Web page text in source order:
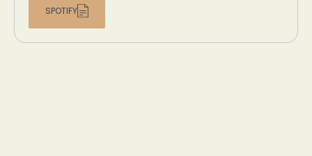
SPOTIFY